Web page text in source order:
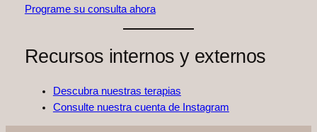
Programe su consulta ahora
Recursos internos y externos
Descubra nuestras terapias
Consulte nuestra cuenta de Instagram